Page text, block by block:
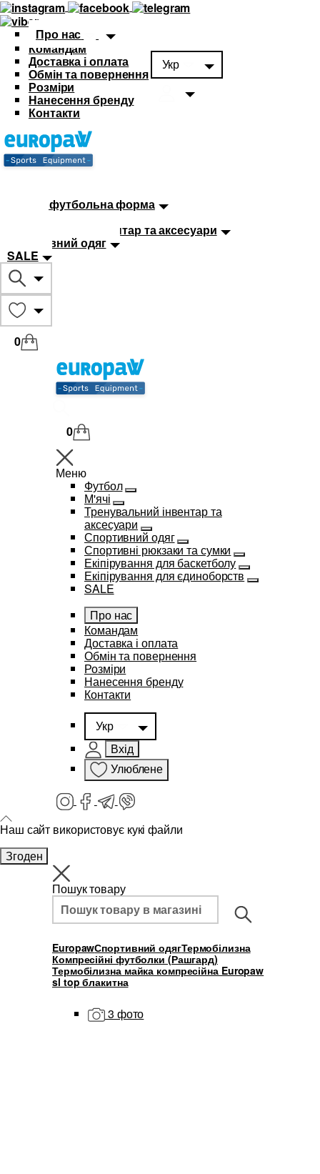
Про нас
Командам
Доставка і оплата
Обмін та повернення
Розміри
Нанесення бренду
Контакти
Укр
Дитяча футбольна форма
Тренувальний інвентар та аксесуари
Спортивний одяг
SALE
0
0
Меню
Футбол
М'ячі
Тренувальний інвентар та
аксесуари
Спортивний одяг
Спортивні рюкзаки та сумки
Екіпірування для баскетболу
Екіпірування для єдиноборств
SALE
Про нас
Командам
Доставка і оплата
Обмін та повернення
Розміри
Нанесення бренду
Контакти
Укр
Вхід
Улюблене
Наш сайт використовує кукі файли
Згоден
Пошук товару
EuropawСпортивний одягТермобілизна
Компресійні футболки (Рашгард)
Термобілизна майка компресійна Europaw
sl top блакитна
3 фото